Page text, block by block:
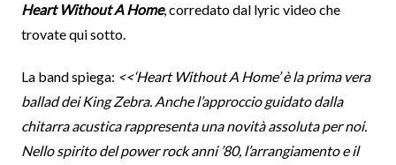
Heart Without A Home, corredato dal lyric video che
trovate qui sotto.
La band spiega: <<‘Heart Without A Home’ è la prima vera
ballad dei King Zebra. Anche l’approccio guidato dalla
chitarra acustica rappresenta una novità assoluta per noi.
Nello spirito del power rock anni ’80, l’arrangiamento e il